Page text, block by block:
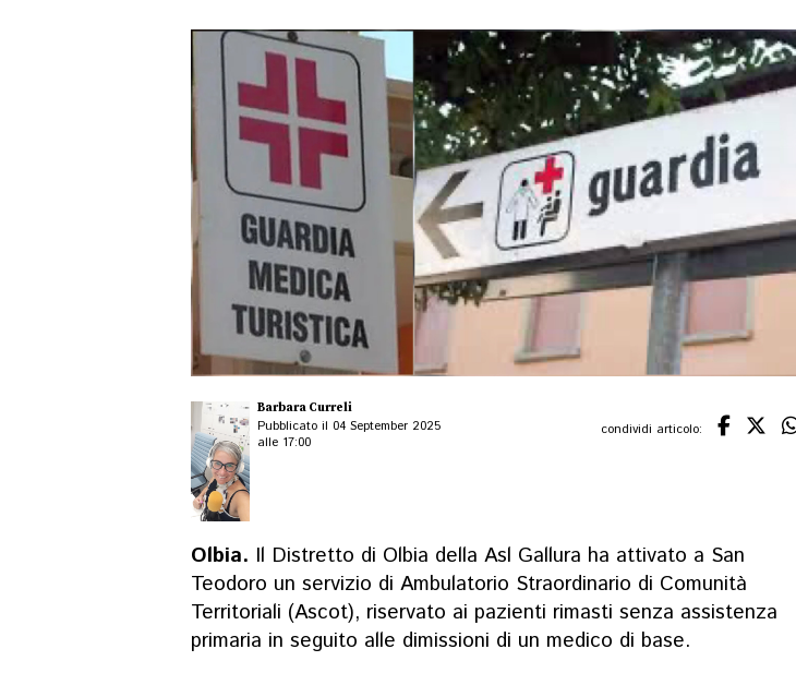
Barbara Curreli
Pubblicato il 04 September 2025
alle 17:00
condividi articolo:
Olbia. Il Distretto di Olbia della Asl Gallura ha attivato a San
Teodoro un servizio di Ambulatorio Straordinario di Comunità
Territoriali (Ascot), riservato ai pazienti rimasti senza assistenza
primaria in seguito alle dimissioni di un medico di base.